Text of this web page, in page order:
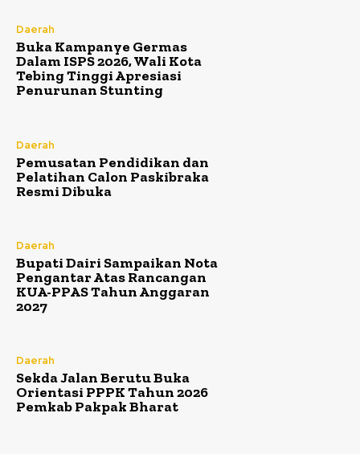
Daerah
Buka Kampanye Germas
Dalam ISPS 2026, Wali Kota
Tebing Tinggi Apresiasi
Penurunan Stunting
Daerah
Pemusatan Pendidikan dan
Pelatihan Calon Paskibraka
Resmi Dibuka
Daerah
Bupati Dairi Sampaikan Nota
Pengantar Atas Rancangan
KUA-PPAS Tahun Anggaran
2027
Daerah
Sekda Jalan Berutu Buka
Orientasi PPPK Tahun 2026
Pemkab Pakpak Bharat